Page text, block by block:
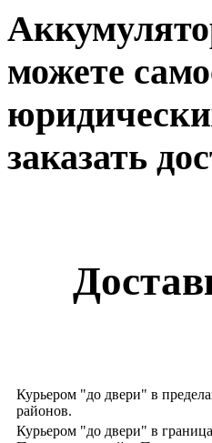
можете
заказать
Курьером "до двери" в
районов.
Курьером "до двери" в